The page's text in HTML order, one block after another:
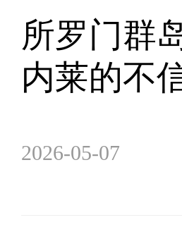
所罗门群
内莱的不
2026-05-07